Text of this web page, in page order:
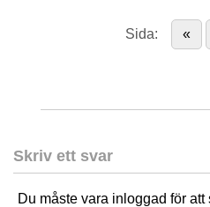
Sida: «
Skriv ett svar
Du måste vara inloggad för att